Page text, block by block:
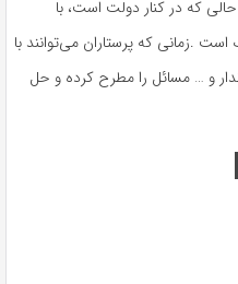
که در کنار دولت است، با
است .زمانی که پرستاران می‌توانند با
و … مسائل را مطرح کرده و حل